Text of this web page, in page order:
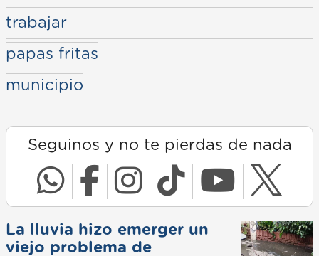
trabajar
papas fritas
municipio
Seguinos y no te pierdas de nada
La lluvia hizo emerger un
viejo problema de